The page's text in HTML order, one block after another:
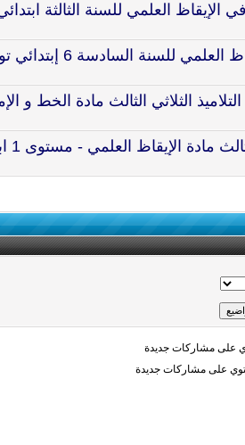
العلمي للسنة الثالثة
للسنة السادسة 6 إبتدائي تونس
الثلاثي الثالث مادة الخط و الإملاء -
مادة الإيقاظ العلمي - مستوى 1 ابتدائي
على مشاركات جديدة
على مشاركات جديدة